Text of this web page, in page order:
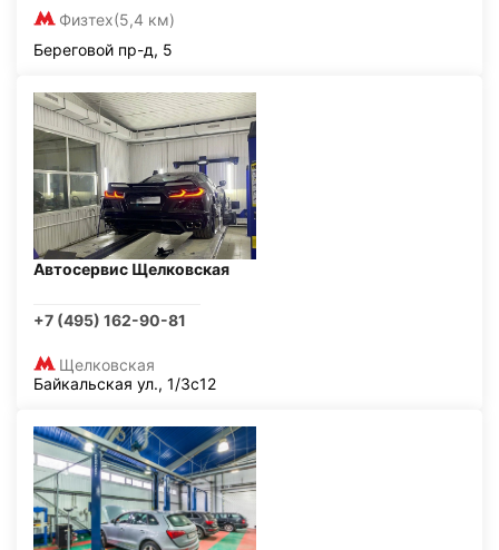
Физтех(5,4 км)
Береговой пр-д, 5
Автосервис Щелковская
+7 (495) 162-90-81
Щелковская
Байкальская ул., 1/3с12